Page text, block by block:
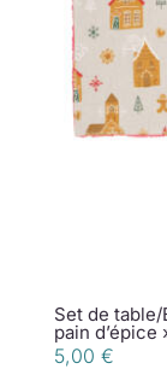
Set de
pain d’épice
5,00 €